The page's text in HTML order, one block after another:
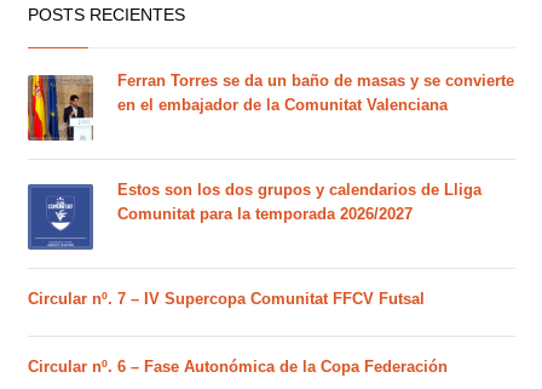
POSTS RECIENTES
Ferran Torres se da un baño de masas y se convierte
en el embajador de la Comunitat Valenciana
Estos son los dos grupos y calendarios de Lliga
Comunitat para la temporada 2026/2027
Circular nº. 7 – IV Supercopa Comunitat FFCV Futsal
Circular nº. 6 – Fase Autonómica de la Copa Federación